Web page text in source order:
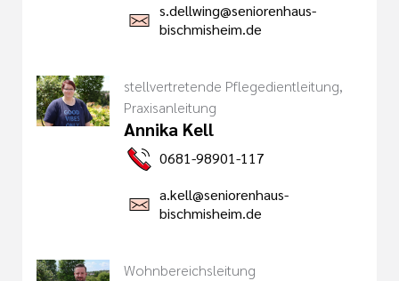
s.dellwing@seniorenhaus-
bischmisheim.de
stellvertretende Pflegedientleitung,
Praxisanleitung
Annika Kell
0681-98901-117
a.kell@seniorenhaus-
bischmisheim.de
Wohnbereichsleitung